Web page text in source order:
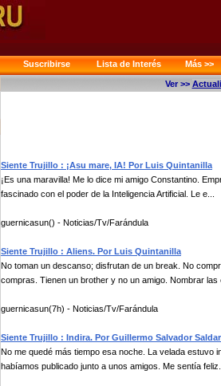
Suscribirse Lista de Interés
Más >>
Ver >>
Siente Trujillo : ¡Asu mare, IA! Por Luis Quintanilla
¡Es una maravilla! Me lo dice mi amigo Constantino.
fascinado con el poder de la Inteligencia Artificial. Le e...
guernicasun() - Noticias/Tv/Farándula
Siente Trujillo : Aliens. Por Luis Quintanilla
No toman un descanso; disfrutan de un break. No
compras. Tienen un brother y no un amigo. Nombrar las
guernicasun(7h) - Noticias/Tv/Farándula
Siente Trujillo : Indira. Por Guillermo Salvador
No me quedé más tiempo esa noche. La velada estuvo
habíamos publicado junto a unos amigos. Me sentía